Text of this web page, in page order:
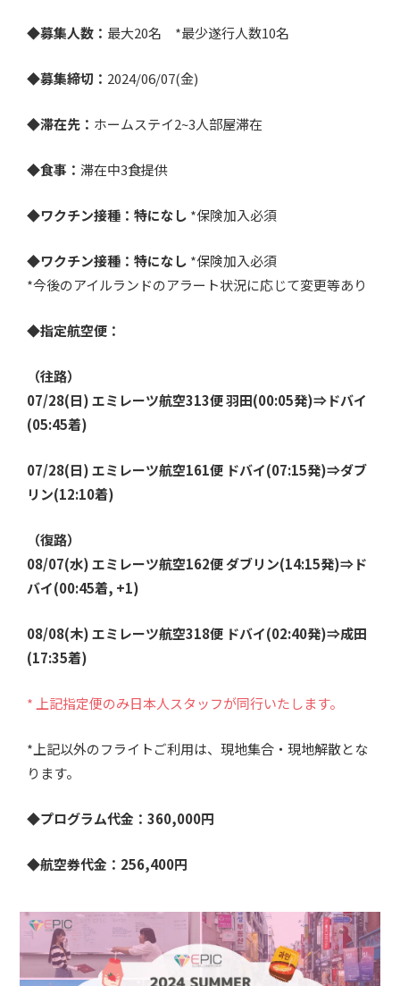
◆募集人数： 最大20名 *最少遂行人数10名
◆募集締切： 2024/06/07(金)
◆滞在先： ホームステイ2~3人部屋滞在
◆食事：滞在中3食提供
◆ワクチン接種：特になし *保険加入必須
◆ワクチン接種：特になし *保険加入必須
*今後のアイルランドのアラート状況に応じて変更等あり
◆指定航空便：
（往路）
07/28(日) エミレーツ航空313便 羽田(00:05発)⇒ドバイ
(05:45着)
07/28(日)エミレーツ航空161便 ドバイ(07:15発)⇒ダブ
リン(12:10着)
（復路）
08/07(水) エミレーツ航空162便 ダブリン(14:15発)⇒ド
バイ(00:45着, +1)
08/08(木) エミレーツ航空318便 ドバイ(02:40発)⇒成田
(17:35着)
* 上記指定便のみ日本人スタッフが同行いたします。
*上記以外のフライトご利用は、現地集合・現地解散とな
ります。
◆プログラム代金：360,000円
◆航空券代金：256,400円